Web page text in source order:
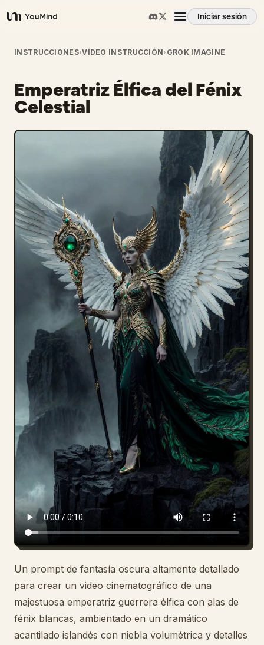
YouMind
Iniciar sesión
Resumen
Casos de uso
Habilidades
Precios
Descargar
Actualizaciones
INSTRUCCIONES›VÍDEO INSTRUCCIÓN› GROK IMAGINE
Emperatriz Élfica del Fénix
Celestial
Un prompt de fantasía oscura altamente detallado
para crear un video cinematográfico de una
majestuosa emperatriz guerrera élfica con alas de
fénix blancas, ambientado en un dramático
acantilado islandés con niebla volumétrica y detalles